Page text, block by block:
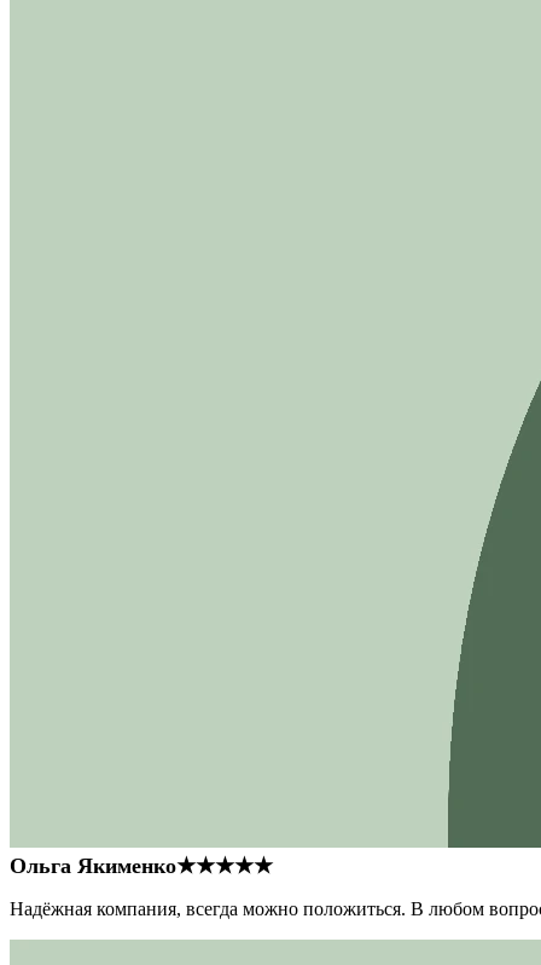
Ольга Якименко★★★★★
Надёжная компания, всегда можно положиться. В любом